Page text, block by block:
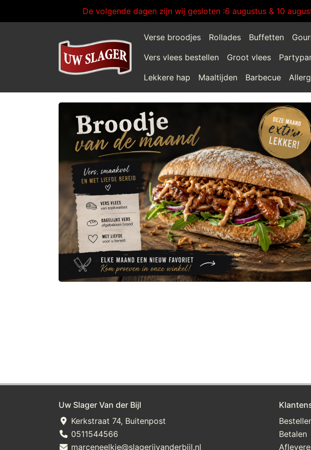
De volgende dagen zijn wij gesloten :6 augustus & 10
Verse broodjes Rollades Buffetten
Vers vlees bestellen
Groot vlees
Lekkere hap
Maaltijden Barbecue
Uw Slager Van der Bijl
Kerkstraat 74, Buitenpost
0511544566
marceneelkje@slagerijvanderbijl.nl
Betalen